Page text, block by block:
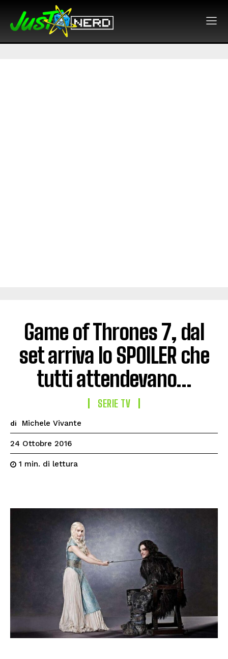
Game of Thrones 7, dal
set arriva lo SPOILER che
tutti attendevano…
SERIE TV
di Michele Vivante
24 Ottobre 2016
1 min. di lettura